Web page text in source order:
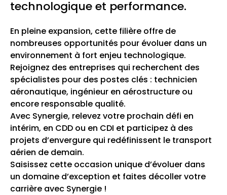
technologique et performance.
En pleine expansion, cette filière offre de
nombreuses opportunités pour évoluer dans un
environnement à fort enjeu technologique.
Rejoignez des entreprises qui recherchent des
spécialistes pour des postes clés : technicien
aéronautique, ingénieur en aérostructure ou
encore responsable qualité.
Avec Synergie, relevez votre prochain défi en
intérim, en CDD ou en CDI et participez à des
projets d’envergure qui redéfinissent le transport
aérien de demain.
Saisissez cette occasion unique d’évoluer dans
un domaine d’exception et faites décoller votre
carrière avec Synergie !